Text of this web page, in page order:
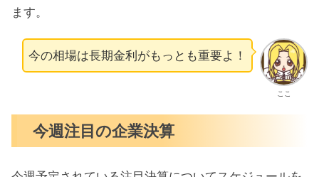
ます。
ここ
今の相場は長期金利がもっとも重要よ！
今週注目の企業決算